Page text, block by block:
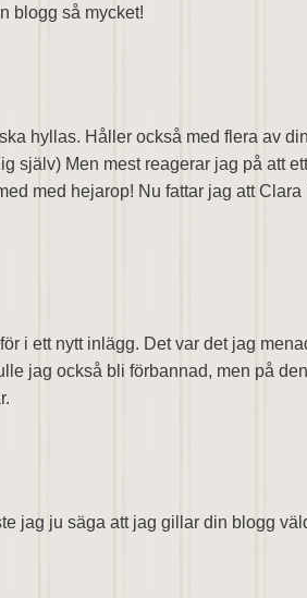
blogg så mycket!
hyllas. Håller också med flera av
själv) Men mest reagerar jag på att
med hejarop! Nu fattar jag att
i ett nytt inlägg. Det var det jag
jag också bli förbannad, men på
jag ju säga att jag gillar din blogg